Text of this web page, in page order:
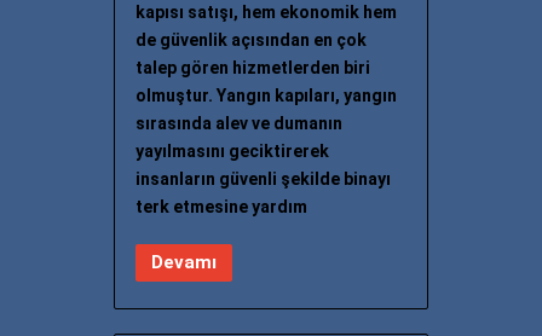
kapısı satışı, hem ekonomik hem
de güvenlik açısından en çok
talep gören hizmetlerden biri
olmuştur. Yangın kapıları, yangın
sırasında alev ve dumanın
yayılmasını geciktirerek
insanların güvenli şekilde binayı
terk etmesine yardım
Devamı